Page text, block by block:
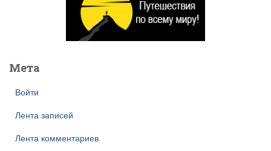
Мета
Войти
Лента записей
Лента комментариев